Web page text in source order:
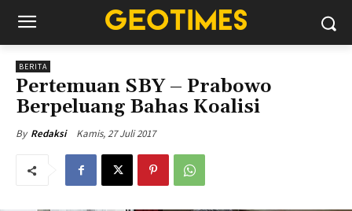
BERITA
Pertemuan SBY – Prabowo
Berpeluang Bahas Koalisi
By Redaksi Kamis, 27 Juli 2017